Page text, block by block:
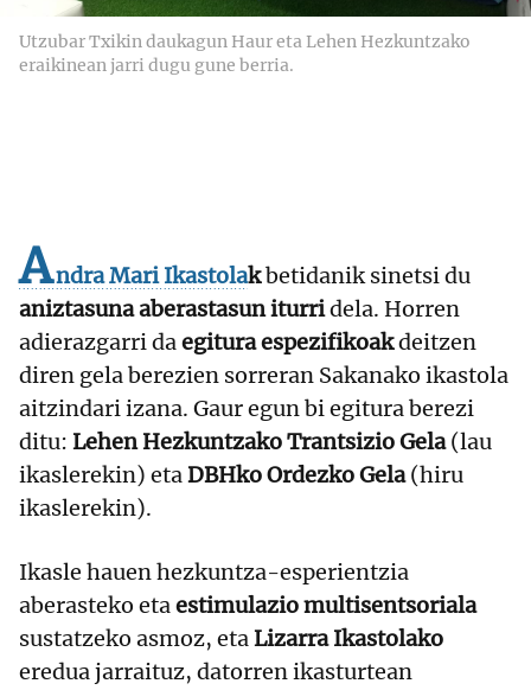
Utzubar Txikin daukagun Haur eta Lehen Hezkuntzako
eraikinean jarri dugu gune berria.
Andra Mari Ikastolakbetidanik sinetsi du
aniztasuna aberastasun iturridela. Horren
adierazgarri daegitura espezifikoakdeitzen
diren gela berezien sorreran Sakanako ikastola
aitzindari izana. Gaur egun bi egitura berezi
ditu: Lehen Hezkuntzako Trantsizio Gela(lau
ikaslerekin) etaDBHko Ordezko Gela(hiru
ikaslerekin).
Ikasle hauen hezkuntza-esperientzia
aberasteko etaestimulazio multisentsoriala
sustatzeko asmoz, etaLizarra Ikastolako
eredua jarraituz, datorren ikasturtean